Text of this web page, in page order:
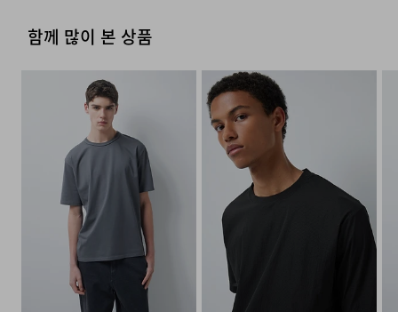
잔털을 정리하고 보풀 발생을 줄여 보다 부드러운 터치감을
편안한 착용감과, 반복 착용에도 형태가 쉽게 무너지지
않도록 안정적인 디테일에 집중했습니다. 원단에서
느껴지는 부드러움과 쾌적함에 더해, 프린트 전사라벨로
변경하여 넥라인에서 느껴지는 이물감마저 최소화하실 수
있도록 제작했습니다. 넥라인은 이중구조로 제작하여
반복착용에도 변형이 생기지 않으며, 모빌론 테이프를
어깨라인에 적용하여 오랜시간 원형 그대로 착용하실 수
있도록 제작했습니다. 텀블워싱 공정으로 수축에 대한
우려까지 최소화하는 작업을 거쳐 오랜 시간 깔끔한 원형의
모습을 유지할 수 있습니다.
세탁방법 및
상품상세설명참조
2026년 03월 (해당 정보는 실제 상품과
상이할 수 있음. 정확한 제조일은 제품
별도 표기 참고)
품질보증기준
코오롱인더스트리㈜FnC부문 제품의
품질보증기간은 구입일로부터 1년,
입점사 제품의 경우, 업체마다 다를 수
있음 그 외 기준은 관련법 및
소비자분쟁해결 규정에 따름
a/s책임자와
전화번호
코오롱인더스트리(주)FnC부문 1588-
7667
그늘에 뉘어서 건조한다
염소,산소계 표백제로 표백할 수 없다.
세탁 후 건조할 때 기계건조를 할 수 없다.
자세히 보기
아 배송하므로 평균 배송일보다 1~2일이 지연될 수 있습니
[매장직배송]
·일부 상품의 경우, 지정된 매장에서 직접 배송이 이루어집
·지정된 매장의 재고 부족시 타매장에서 재고를 수급하여 배
송하므로 3~7일이 소요됩니다.
* 예약 및 공동구매와 같은 특정 상품의 경우, 사전에 공지
된 발송일에 일괄 배송됩니다.
·사이즈 교환만 가능하며 컬러 교환을 원하실 경우, 기존 상
·반품에 의한 선환불은 불가능 하며, 반품 상품이 물류센터
로 입고된 후 상품의 이상 유무를 확인한 후에 환불처리 해
1. 교환 & 반품시 주의사항
·교환 및 반품은 제품 수령 후 7일 이내에 가능합니다.
·상품은 착용한 흔적이 있거나, 상품tag가 손상된 경우 교
환/반품/환불이 불가합니다. 교환시 맞교환은 불가능하며,
상품 입고 후 교환을 원하시는 제품으로 배송해드립니다.
·방문 가능한 매장이 없을 경우, 코오롱인더스트리㈜ FnC
부문 서비스센터로 택배 접수가 가능합니다. 수선 요청 제품
하여 보내주시기 바랍니다. (택배비는 선불 지급입니다.)
·일반적인 수선 기간은 배송 기간 포함하여 약 10일 이내이
나, 수선의 난이도와 원부자재 수급 상황에 따라 달라질 수
있습니다.
·자세한 수선 접수 방법과 수선 비용은 아래 '수선품 접수 자
세히 보기'를 통해 확인 가능합니다.
수선품 접수 자세히 보기
함께 많이 본 상품